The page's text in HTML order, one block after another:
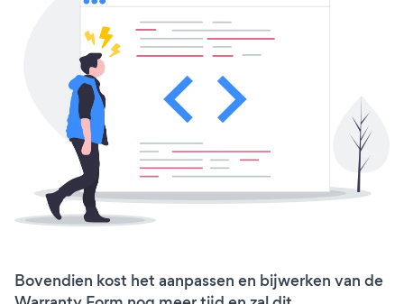
Bovendien kost het aanpassen en bijwerken van de